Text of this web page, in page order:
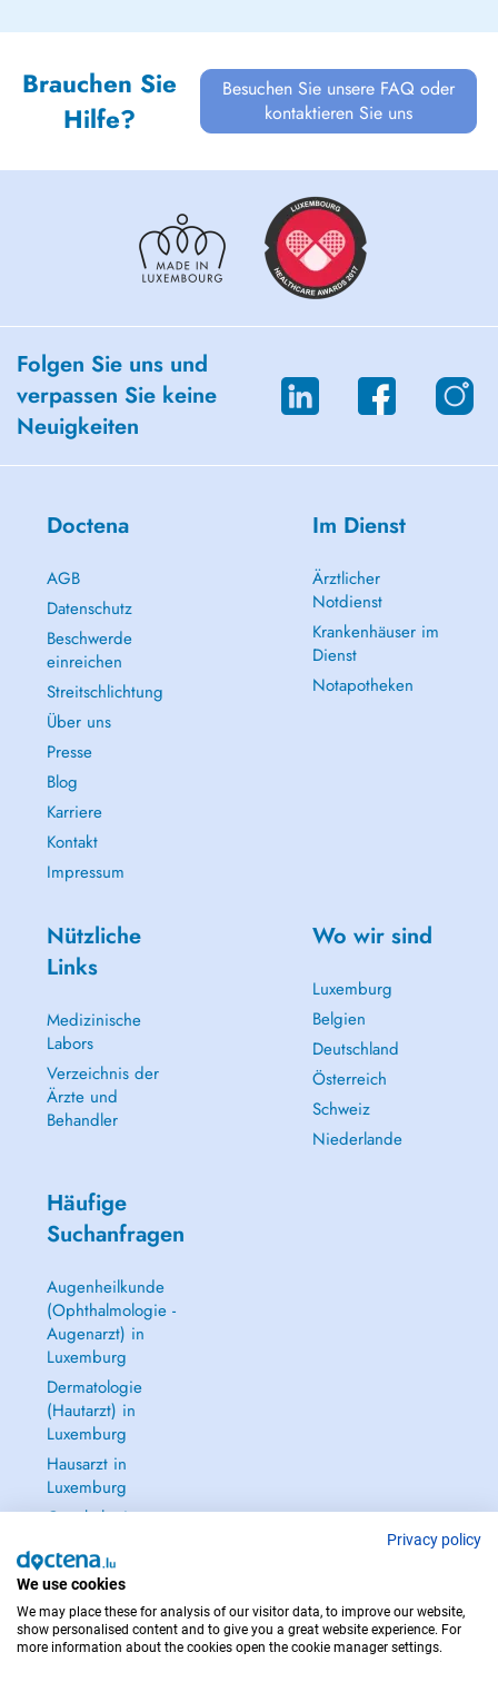
Brauchen Sie
Hilfe?
Besuchen Sie unsere FAQ oder
kontaktieren Sie uns
Folgen Sie uns und
verpassen Sie keine
Neuigkeiten
Doctena
AGB
Datenschutz
Beschwerde
einreichen
Streitschlichtung
Über uns
Presse
Blog
Karriere
Kontakt
Impressum
Im Dienst
Ärztlicher
Notdienst
Krankenhäuser im
Dienst
Notapotheken
Nützliche
Links
Medizinische
Labors
Verzeichnis der
Ärzte und
Behandler
Wo wir sind
Luxemburg
Belgien
Deutschland
Österreich
Schweiz
Niederlande
Häufige
Suchanfragen
Augenheilkunde
(Ophthalmologie -
Augenarzt) in
Luxemburg
Dermatologie
(Hautarzt) in
Luxemburg
Hausarzt in
Luxemburg
Gynäkologie
Frauenheilkunde)
in Luxemburg
Alle anzeigen →
Privacy policy
We use cookies
We may place these for analysis of our visitor data, to improve our website,
show personalised content and to give you a great website experience. For
more information about the cookies open the cookie manager settings.